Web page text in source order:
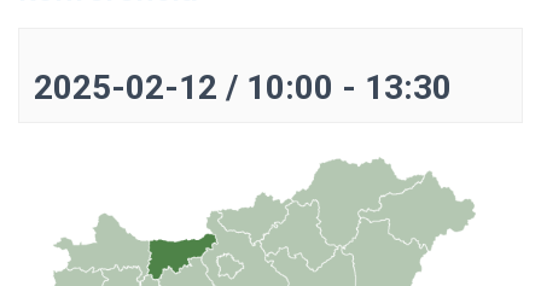
2025-02-12 / 10:00 - 13:30